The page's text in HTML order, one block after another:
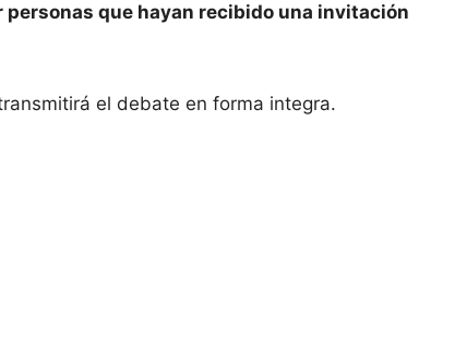
que hayan recibido una invitación
el debate en forma integra.